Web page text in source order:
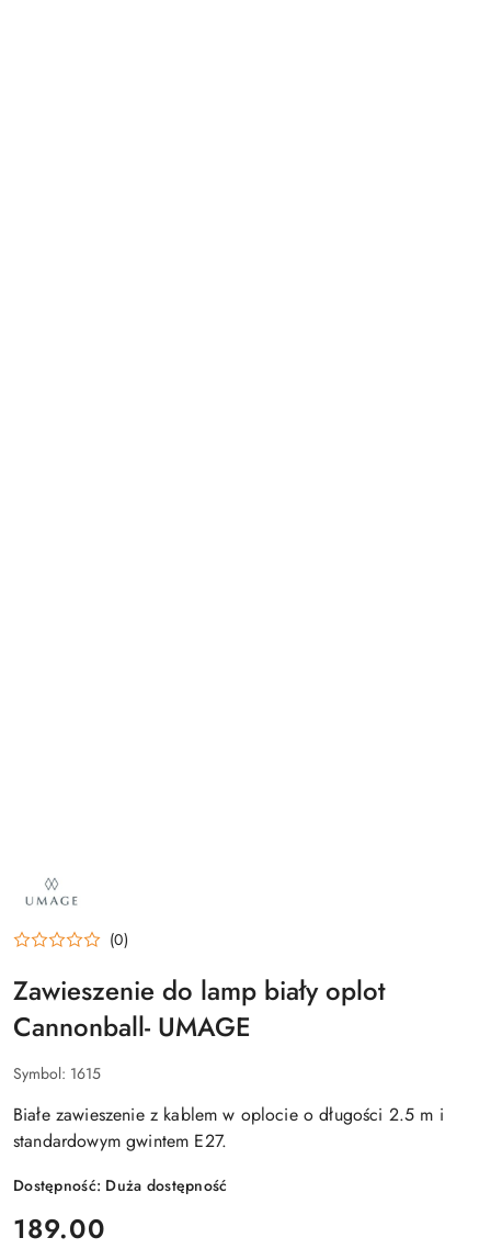
PRODUCENTA:
UMAGE
VITA
COPENHAGEN(0)
Zawieszenie do lamp biały oplot
Cannonball- UMAGE
Symbol: 1615
Białe zawieszenie z kablem w oplocie o długości 2.5 m i
standardowym gwintem E27.
Dostępność: Duża dostępność
cena:
189.00